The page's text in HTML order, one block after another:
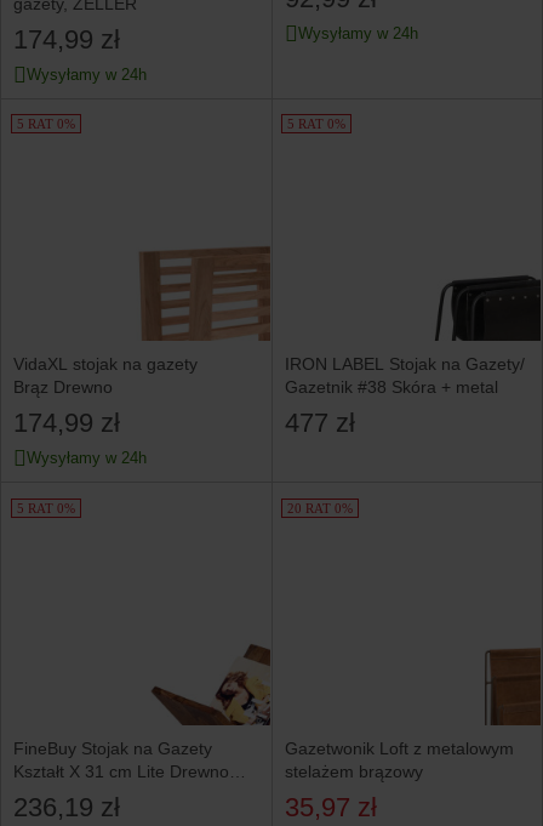
174,99 zł
Wysyłamy w 24h
Wysyłamy w 24h
5 RAT 0%
VidaXL stojak na gazety
Brąz Drewno
174,99 zł
Wysyłamy w 24h
5 RAT 0%
IRON LABEL Stojak na Gazety/
Gazetnik #38 Skóra + metal
477 zł
5 RAT 0%
FineBuy Stojak na Gazety
Kształt X 31 cm Lite Drewno
Sheesham Brązowy
236,19 zł
20 RAT 0%
Gazetwonik Loft z metalowym
stelażem brązowy
35,97 zł